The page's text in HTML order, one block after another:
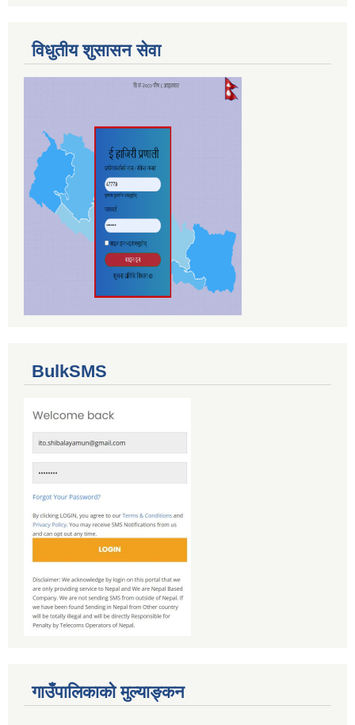
विधुतीय शुसासन सेवा
BulkSMS
गाउँपालिकाको मुल्याङ्कन